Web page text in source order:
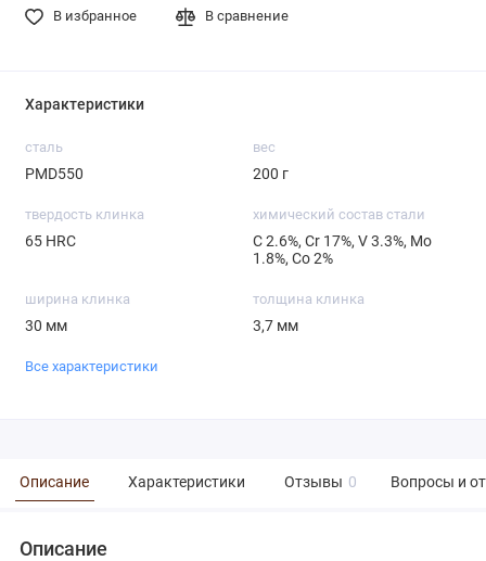
В избранное В сравнение
Характеристики
сталь
PMD550
вес
200 г
твердость клинка
65 HRC
химический состав стали
С 2.6%, Cr 17%, V 3.3%, Mo
1.8%, Со 2%
ширина клинка
30 мм
толщина клинка
3,7 мм
Все характеристики
Описание Характеристики Отзывы 0 Вопросы и
Описание